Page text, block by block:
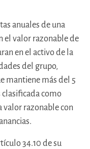
anuales de una
el valor razonable de
en el activo de la
del grupo,
mantiene más del 5
como
valor razonable con
34.10 de su